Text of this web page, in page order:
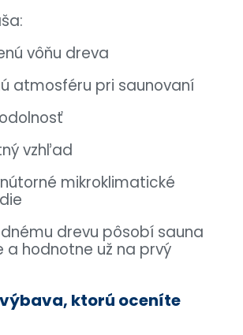
vôňu dreva
atmosféru pri saunovaní
vzhľad
mikroklimatické
drevu pôsobí sauna
a hodnotne už na prvý
ktorú oceníte